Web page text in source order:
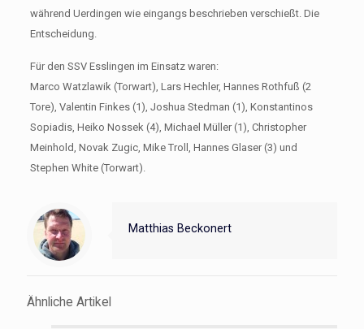
während Uerdingen wie eingangs beschrieben verschießt. Die
Entscheidung.
Für den SSV Esslingen im Einsatz waren:
Marco Watzlawik (Torwart), Lars Hechler, Hannes Rothfuß (2
Tore), Valentin Finkes (1), Joshua Stedman (1), Konstantinos
Sopiadis, Heiko Nossek (4), Michael Müller (1), Christopher
Meinhold, Novak Zugic, Mike Troll, Hannes Glaser (3) und
Stephen White (Torwart).
Matthias Beckonert
Ähnliche Artikel